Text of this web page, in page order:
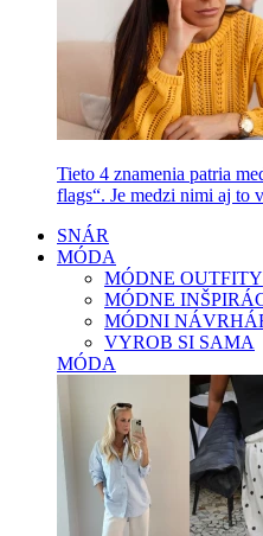
Tieto 4 znamenia patria
flags“. Je medzi nimi aj to
SNÁR
MÓDA
MÓDNE OUTFITY
MÓDNE
MÓDNI
VYROB SI SAMA
MÓDA